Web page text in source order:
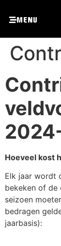
Menu
Hoeveel kost
Elk jaar wordt
bekeken of de
seizoen
bedragen
jaarbasis):